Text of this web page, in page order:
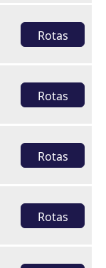
Rotas
Rotas
Rotas
Rotas
E